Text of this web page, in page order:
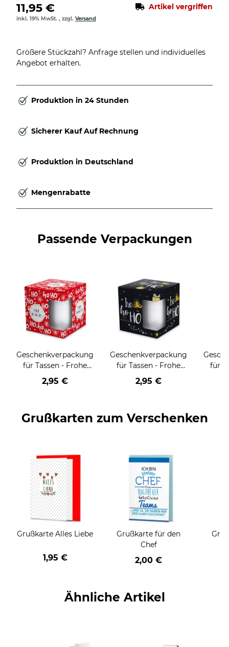
11,95 € Artikel vergriffen
inkl. 19% MwSt. , zzgl. Versand
Größere Stückzahl? Anfrage stellen und individuelles
Angebot erhalten.
Produktion in 24 Stunden
Sicherer Kauf Auf Rechnung
Produktion in Deutschland
Mengenrabatte
Passende Verpackungen
Geschenkverpackung
für Tassen - Frohe
Weihnachten - HO
HO HO - rot
2,95 €
Geschenkverpackung
für Tassen - Frohe
Weihnachten - HO
HO HO - schwarz
2,95 €
für
Grußkarten zum Verschenken
Grußkarte Alles Liebe
1,95 €
Grußkarte für den
Chef
2,00 €
Ähnliche Artikel